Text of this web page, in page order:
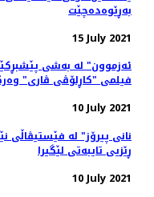
بەڕێوەدەچێت
15 July 2021
فیلمی "کاڕلۆڤی ڤاری"
10 July 2021
ڕێزیی تایبەتی لێگیرا
10 July 2021